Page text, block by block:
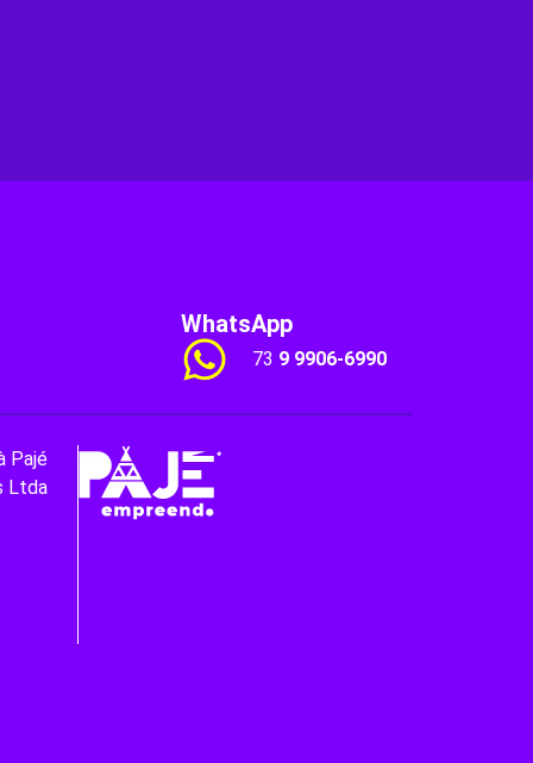
WhatsApp
73 9 9906-6990
Pajé
Ltda